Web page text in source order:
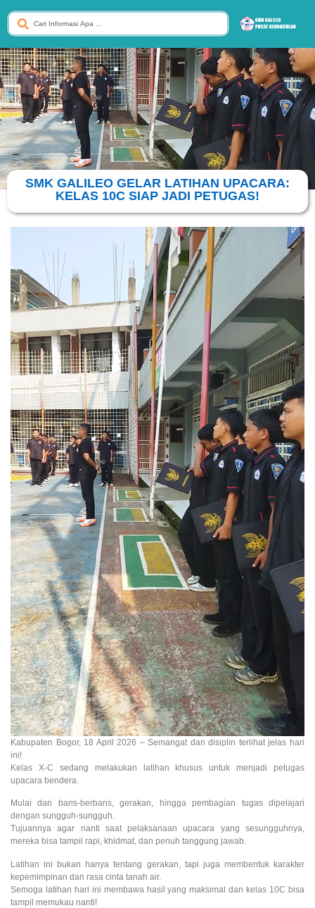
SMK GALILEO GELAR LATIHAN UPACARA:
KELAS 10C SIAP JADI PETUGAS!
Kabupaten Bogor, 18 April 2026 – Semangat dan disiplin terlihat jelas hari
ini!
Kelas X-C sedang melakukan latihan khusus untuk menjadi petugas
upacara bendera.
Mulai dari baris-berbaris, gerakan, hingga pembagian tugas dipelajari
dengan sungguh-sungguh.
Tujuannya agar nanti saat pelaksanaan upacara yang sesungguhnya,
mereka bisa tampil rapi, khidmat, dan penuh tanggung jawab.
Latihan ini bukan hanya tentang gerakan, tapi juga membentuk karakter
kepemimpinan dan rasa cinta tanah air.
Semoga latihan hari ini membawa hasil yang maksimal dan kelas 10C bisa
tampil memukau nanti!